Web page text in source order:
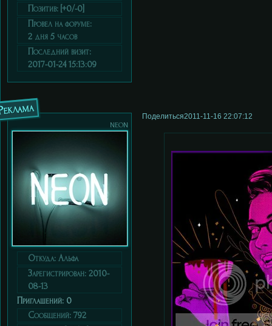
Позитив: [+0/-0]
Провел на форуме:
2 дня 5 часов
Последний визит:
2017-01-24 15:13:09
Поделиться2011-11-16 22:07:12
neon
Откуда: Альфа
Зарегистрирован: 2010-
08-13
Приглашений: 0
Сообщений: 792